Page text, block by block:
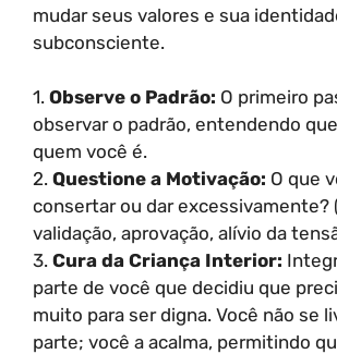
mudar seus valores e sua
subconsciente.
1. Observe o Padrão: O primeiro
observar o padrão, entendendo
quem você é.
2. Questione a Motivação: O que
consertar ou dar excessivamente?
validação, aprovação, alívio da
3. Cura da Criança Interior:
parte de você que decidiu que
muito para ser digna. Você não se
parte; você a acalma, permitindo